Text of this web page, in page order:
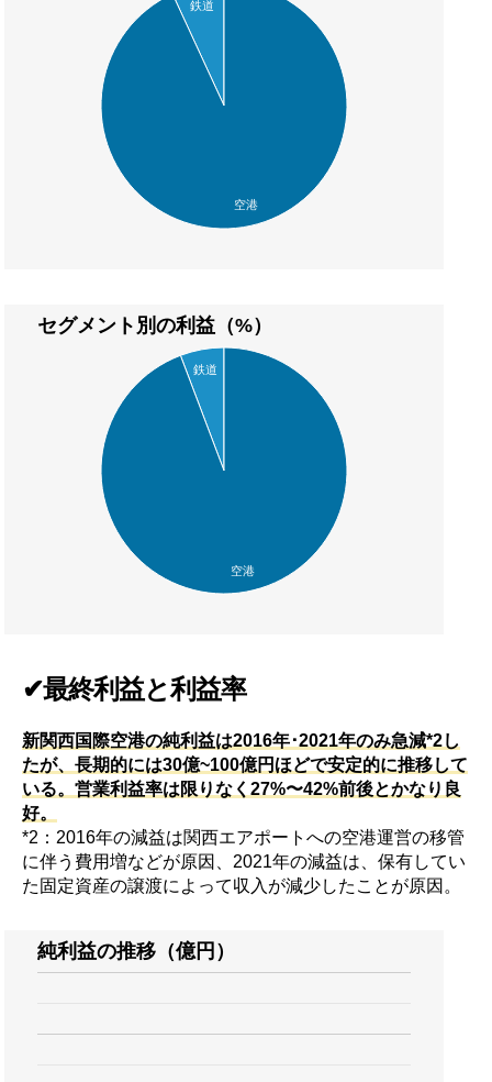
鉄道
空港
セグメント別の利益（%）
鉄道
空港
✔最終利益と利益率
新関西国際空港の純利益は2016年･2021年のみ急減*2し
たが、長期的には30億~100億円ほどで安定的に推移して
いる。営業利益率は限りなく27%〜42%前後とかなり良
好。
*2：2016年の減益は関西エアポートへの空港運営の移管
に伴う費用増などが原因、2021年の減益は、保有してい
た固定資産の譲渡によって収入が減少したことが原因。
純利益の推移（億円）